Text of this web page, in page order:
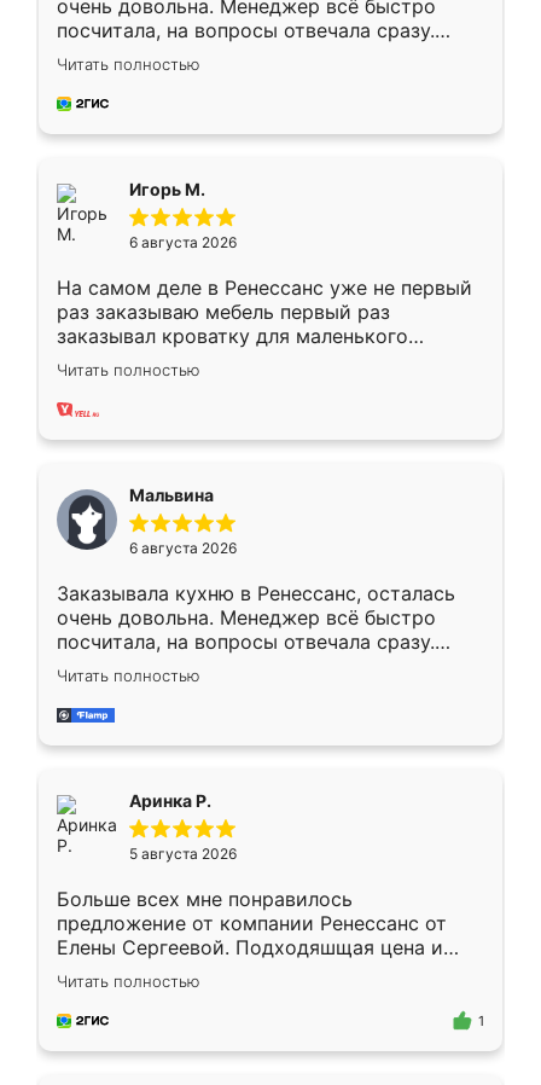
очень довольна. Менеджер всё быстро
посчитала, на вопросы отвечала сразу.
Замерщик приехал в субботу, подошёл к
делу со всей ответственностью. Собрали
за день, ребята работали аккуратно, даже
Читать полностью
Игорь М.
6 августа 2026
На самом деле в Ренессанс уже не первый
раз заказываю мебель первый раз
заказывал кроватку для маленького
ребёнка при его рождении ,во второй раз
заказал шкаф-купе. По качеству очень
хорошее сборка достаточно быстрая,
меньше, здесь же он более разнообразный.
Мне нравится ,если что-то потребуется из
мебели буду заказывать только здесь.
Читать полностью
Мальвина
6 августа 2026
Заказывала кухню в Ренессанс, осталась
очень довольна. Менеджер всё быстро
посчитала, на вопросы отвечала сразу.
Замерщик приехал в субботу, подошёл к
делу со всей ответственностью. Собрали
за день, ребята работали аккуратно, даже
Читать полностью
Аринка Р.
5 августа 2026
Больше всех мне понравилось
предложение от компании Ренессанс от
Елены Сергеевой. Подходяшщая цена и
короткие сроки изготовления. Приехавший
для замера сотрудник Владислав
предложил по моему эскизу самый
Читать полностью
1